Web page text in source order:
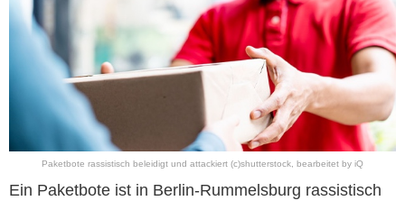
Paketbote rassistisch beleidigt und attackiert (c)shutterstock, bearbeitet by iQ
Ein Paketbote ist in Berlin-Rummelsburg rassistisch